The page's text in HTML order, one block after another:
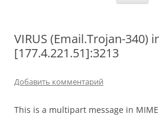
VIRUS (Email.Trojan-340)
[177.4.221.51]:3213
Добавить комментарий
This is a multipart message in